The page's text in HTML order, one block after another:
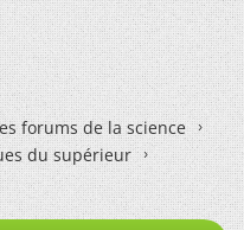
forums de la science
du supérieur